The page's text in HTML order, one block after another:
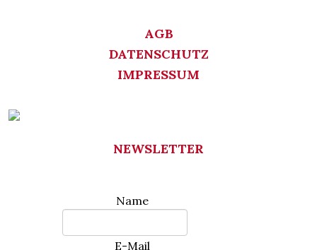
AGB
DATENSCHUTZ
IMPRESSUM
NEWSLETTER
Name
E-Mail